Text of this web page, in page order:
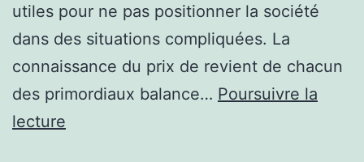
utiles pour ne pas positionner la société
dans des situations compliquées. La
connaissance du prix de revient de chacun
des primordiaux balance… Poursuivre la
lecture